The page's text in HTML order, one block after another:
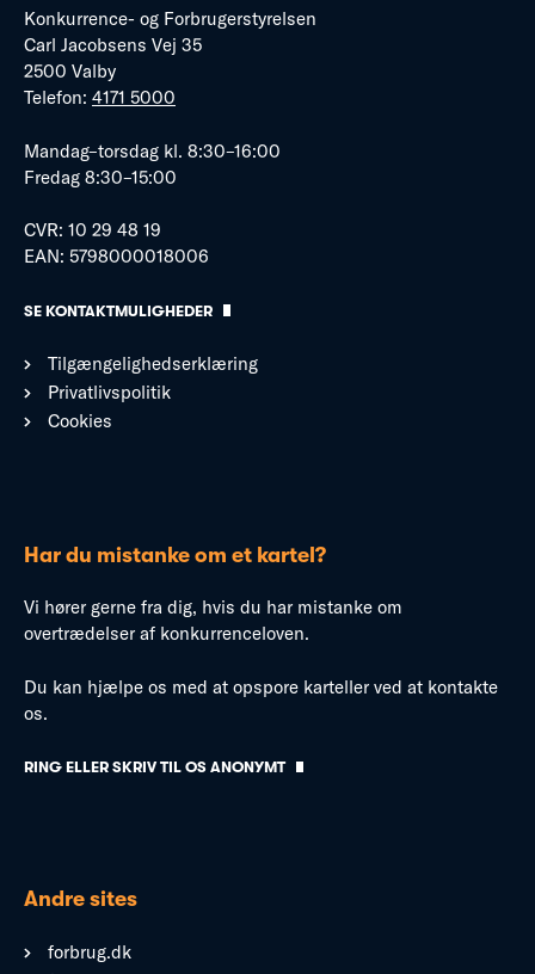
Konkurrence- og Forbrugerstyrelsen
Carl Jacobsens Vej 35
2500 Valby
Telefon: 4171 5000
Mandag–torsdag kl. 8:30–16:00
Fredag 8:30–15:00
CVR: 10 29 48 19
EAN: 5798000018006
SE KONTAKTMULIGHEDER
Tilgængelighedserklæring
Privatlivspolitik
Cookies
Har du mistanke om et kartel?
Vi hører gerne fra dig, hvis du har mistanke om
overtrædelser af konkurrenceloven.
Du kan hjælpe os med at opspore karteller ved at kontakte
os.
RING ELLER SKRIV TIL OS ANONYMT
Andre sites
forbrug.dk